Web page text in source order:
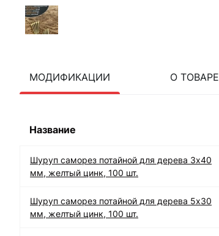
МОДИФИКАЦИИ О ТОВАРЕ
Название
Шуруп саморез потайной для дерева 3х40
мм, желтый цинк, 100 шт.
Шуруп саморез потайной для дерева 5х30
мм, желтый цинк, 100 шт.